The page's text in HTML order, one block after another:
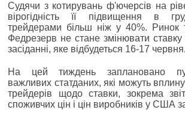
Судячи з котирувань ф'ючерсів на
вірогідність її підвищення в
трейдерами більш ніж у 40%. Ринок
Федрезерв не стане змінювати
засіданні, яке відбудеться 16-17 червня.
На цей тиждень заплановано
важливих статданих, які можуть
трейдерів щодо ставки, зокрема
споживчих цін і цін виробників у США